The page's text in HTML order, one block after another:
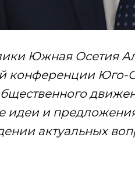
Южная Осетия
конференции Юго-
идеи и
актуальных